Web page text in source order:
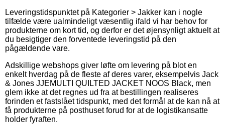
Leveringstidspunktet på Kategorier > Jakker kan i nogle
tilfælde være ualmindeligt væsentlig ifald vi har behov for
produkterne om kort tid, og derfor er det øjensynligt aktuelt at
du besigtiger den forventede leveringstid på den
pågældende vare.
Adskillige webshops giver løfte om levering på blot en
enkelt hverdag på de fleste af deres varer, eksempelvis Jack
& Jones JJEMULTI QUILTED JACKET NOOS Black, men
glem ikke at det regnes ud fra at bestillingen realiseres
forinden et fastslået tidspunkt, med det formål at de kan nå at
få produkterne på posthuset forud for at de logistikansatte
holder fyraften.